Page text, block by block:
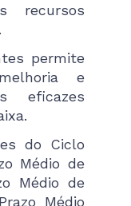
recursos
permite
e
eficazes
do Ciclo
Médio de
Médio de
Médio